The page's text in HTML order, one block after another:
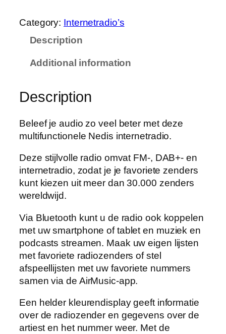
Category: Internetradio’s
Description
Additional information
Description
Beleef je audio zo veel beter met deze
multifunctionele Nedis internetradio.
Deze stijlvolle radio omvat FM-, DAB+- en
internetradio, zodat je je favoriete zenders
kunt kiezen uit meer dan 30.000 zenders
wereldwijd.
Via Bluetooth kunt u de radio ook koppelen
met uw smartphone of tablet en muziek en
podcasts streamen. Maak uw eigen lijsten
met favoriete radiozenders of stel
afspeellijsten met uw favoriete nummers
samen via de AirMusic-app.
Een helder kleurendisplay geeft informatie
over de radiozender en gegevens over de
artiest en het nummer weer. Met de